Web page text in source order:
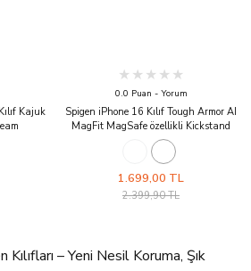
Kajuk
0.0 Puan - Yorum
Spigen iPhone 16 Kılıf Tough Armor AI
MagFit MagSafe özellikli Kickstand
Gunmetal
1.699,00 TL
2.399,90 TL
– Yeni Nesil Koruma, Şık